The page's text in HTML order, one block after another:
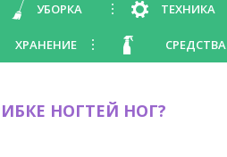
УБОРКА ТЕХНИКА
ХРАНЕНИЕ СРЕДСТВА
НОГТЕЙ НОГ?